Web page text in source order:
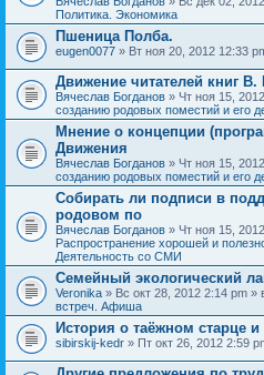
Политика. Экономика
Пшеница Полба.
eugen0077 » Вт ноя 20, 2012 12:33
Движение читателей книг В.
Вячеслав Богданов » Чт ноя 15,
созданию родовых поместий и его
Мнение о концепции
Движения
Вячеслав Богданов » Чт ноя 15,
созданию родовых поместий и его
Собирать ли подписи в
родовом по
Вячеслав Богданов » Чт ноя 15,
Распространение хорошей и
Деятельность со СМИ
Семейный экологический
Veronika » Вс окт 28, 2012 2:14 pm
встреч. Афиша
История о таёжном старце
sibirskij-kedr » Пт окт 26, 2012 2:59